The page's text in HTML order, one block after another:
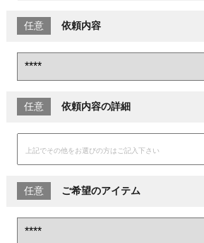
任意 依頼内容
任意 依頼内容の詳細
任意 ご希望のアイテム